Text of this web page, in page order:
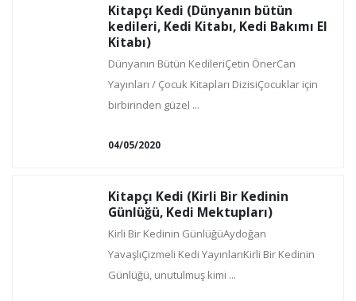
Kitapçı Kedi (Dünyanın bütün
kedileri, Kedi Kitabı, Kedi Bakımı El
Kitabı)
Dünyanın Bütün KedileriÇetin ÖnerCan
Yayınları / Çocuk Kitapları DizisiÇocuklar için
birbirinden güzel ...
04/05/2020
Kitapçı Kedi (Kirli Bir Kedinin
Günlüğü, Kedi Mektupları)
Kirli Bir Kedinin GünlüğüAydoğan
YavaşlıÇizmeli Kedi YayınlarıKirli Bir Kedinin
Günlüğü, unutulmuş kimi ...